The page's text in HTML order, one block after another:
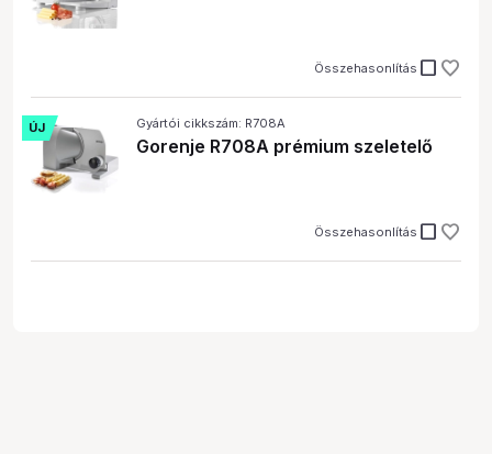
Összehasonlítás check_box_outline_blank
ÚJ Gyártói cikkszám: R708A
Gorenje R708A prémium szeletelő
Összehasonlítás check_box_outline_blank